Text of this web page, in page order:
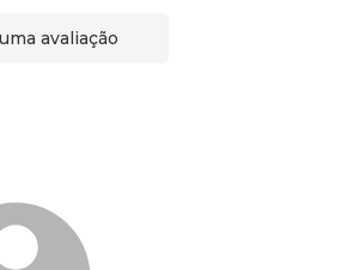
avaliação